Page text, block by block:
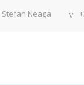
Neaga